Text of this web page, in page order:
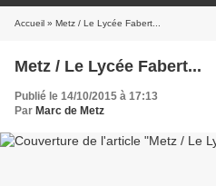
Accueil » Metz / Le Lycée Fabert...
Metz / Le Lycée Fabert...
Publié le 14/10/2015 à 17:13
Par Marc de Metz